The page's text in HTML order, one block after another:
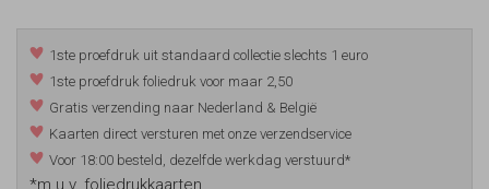
1ste proefdruk uit standaard collectie slechts 1 euro
1ste proefdruk foliedruk voor maar 2,50
Gratis verzending naar Nederland & België
Kaarten direct versturen met onze verzendservice
Voor 18:00 besteld, dezelfde werkdag verstuurd*
*m.u.v. foliedrukkaarten